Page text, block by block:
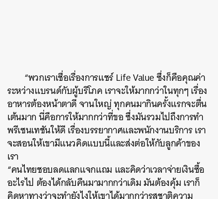
“พวกเราเชื่อเรื่องการแชร์ Life Value ซึ่งก็คือคุณค่า
ระหว่างแบรนด์กับผู้บริโภค เราจะให้มากกว่าในทุกๆ เรื่อง
อาหารต้องหน้าตาดี จานใหญ่ ทุกคนมากินครั้งแรกจะตื่น
เต้นมาก นี่คือการให้มากกว่าที่ขอ ซึ่งมันรวมไปถึงการทำ
พรีเซนเทชันให้ดี เรื่องบรรยากาศและพนักงานบริการ เรา
จะสอนให้เขามีแนวคิดแบบนี้และส่งต่อให้กับลูกค้าของ
เรา
“คนไทยชอบลดแลกแจกแถม และคิดว่าเวลาจ่ายเงินซื้อ
อะไรไป ต้องได้กลับคืนมามากกว่าเดิม มันต้องคุ้ม เราก็